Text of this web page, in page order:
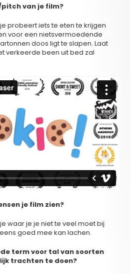
van je film?
probeert iets te eten te krijgen
voor een nietsvermoedende
doos ligt te slapen. Laat
verkeerde been uit bed zal
je film zien?
waar je je niet te veel moet bij
goed mee kan lachen.
term voor tal van soorten
trachten te doen?